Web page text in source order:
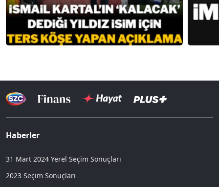
Haberler
31 Mart 2024 Yerel Seçim Sonuçları
2023 Seçim Sonuçları